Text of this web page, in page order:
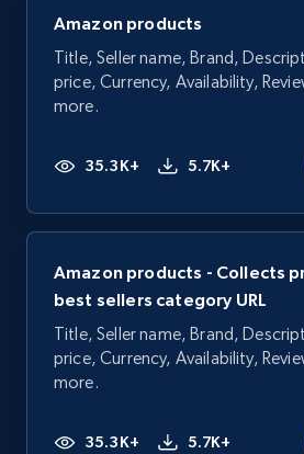
Amazon products
Title, Seller name, Brand,
price, Currency, Availability,
more.
35.3K+ 5.7K+
Amazon products - Collects
best sellers category URL
Title, Seller name, Brand,
price, Currency, Availability,
more.
35.3K+ 5.7K+